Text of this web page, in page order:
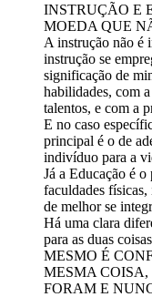
INSTRUÇÃO E
MOEDA QUE
A instrução não é
instrução se
significação de
habilidades, com
talentos, e com a
E no caso
principal é o de
indivíduo para a
Já a Educação é
faculdades
de melhor se
Há uma clara
para as duas
MESMO É
MESMA
FORAM E